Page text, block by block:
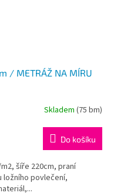
/ METRÁŽ NA MÍRU
Skladem (75 bm)
Do košíku
šíře 220cm, praní
ložního povlečení,